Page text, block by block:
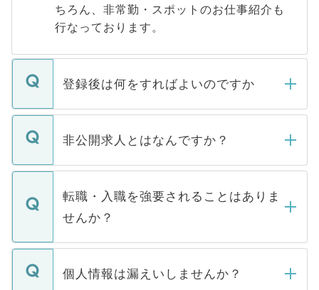
ちろん、非常勤・スポットのお仕事紹介も
行なっております。
登録後は何をすればよいのですか
ご登録いただきましたら、弊社担当者がご
登録内容を確認し、その後メールもしくは
ます。通常、5営業日以内にはご連絡をせて
いただきますので、しばらくお待ちくださ
非公開求人とはなんですか？
マイナビDOCTORで取り扱っている求人の
うち約3割は、Webサイトからご覧いただ
けない「非公開求人」です。非公開求人は
下記の理由によって、一般には公開してい
ません。
■応募殺到を避けるため 人気のある医療機
転職・入職を強要されることはありま
せんか？
転職・入職を強要することは一切ありませ
ん。また、仮に応募先から内定をいただい
個人情報は漏えいしませんか？